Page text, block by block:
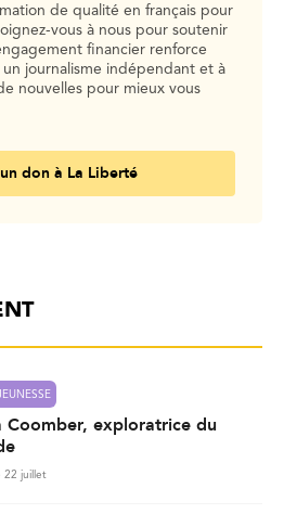
de qualité en français pour
vous à nous pour soutenir
financier renforce
journalisme indépendant et à
nouvelles pour mieux vous
don à La Liberté
Coomber, exploratrice du
22 juillet